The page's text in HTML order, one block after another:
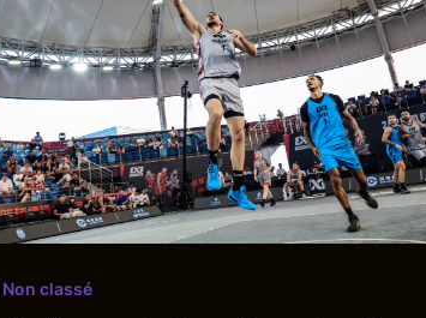
Non classé